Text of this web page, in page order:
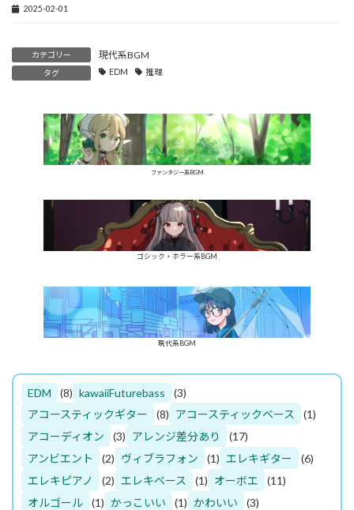
2025-02-01
カテゴリー 現代系BGM
タグ EDM 推理
ファンタジー系BGM
ゴシック・ホラー系BGM
現代系BGM
EDM (8) kawaiiFuturebass
(3)
アコースティックギター
(8) アコースティックベース
(1)
アコーディオン
(3) アレンジ差分あり
(17)
アンビエント
(2) ヴィブラフォン (1) エレキギター
(6)
エレキピアノ
(2) エレキベース (1) オーボエ
(11)
オルゴール
(1) かっこいい (1) かわいい
(3)